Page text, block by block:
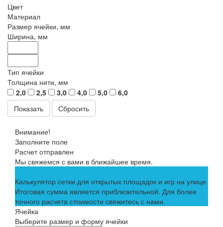
Цвет
Материал
Размер ячейки, мм
Ширина, мм
Тип ячейки
Толщина нити, мм
2,0
2,5 3,0 4,0 5,0
6,0
Сбросить
Внимание!
Заполните поле
Расчет отправлен
Мы свяжемся с вами в ближайшее время.
Калькулятор сетки для открытых площадок и игр на улице
Итоговая сумма является приблизительной. Для более
точного расчета стоимости свяжитесь с нами.
Ячейка
Выберите размер и форму ячейки